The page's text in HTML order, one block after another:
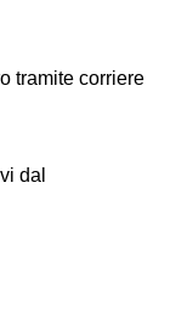
tramite corriere
dal